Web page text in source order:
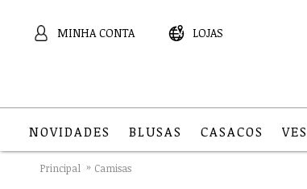
MINHA CONTA LOJAS
NOVIDADES BLUSAS CASACOS
Principal Camisas